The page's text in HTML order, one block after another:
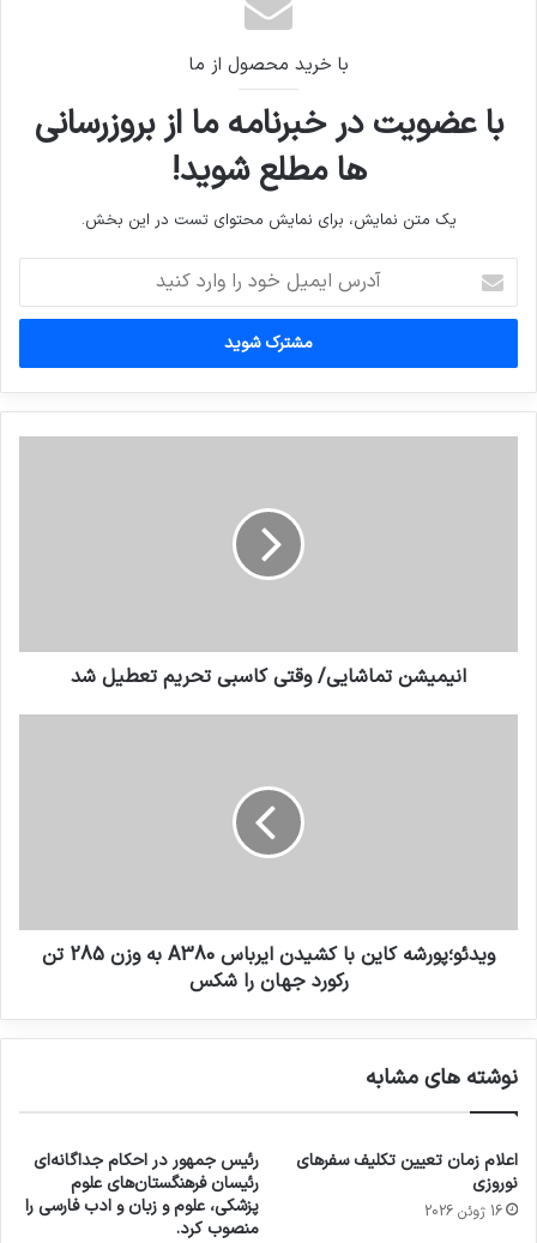
با خرید محصول از ما
با عضویت در خبرنامه ما از بروزرسانی
ها مطلع شوید!
یک متن نمایش، برای نمایش محتوای تست در این بخش.
ایمیل
خود
وارد
کنید
انيميشن تماشايي/ وقتي كاسبي تحريم تعطيل شد
ویدئو؛پورشه کاین با کشیدن ایرباس A380 به وزن 285 تن
رکورد جهان را شکس
نوشته های مشابه
اعلام زمان تعیین تکلیف سفرهای
نوروزی
16 ژوئن 2026
رئیس جمهور در احکام جداگانه‌ای
رئیسان فرهنگستان‌های علوم
پزشکی، علوم و زبان و ادب فارسی را
منصوب کرد.